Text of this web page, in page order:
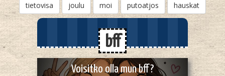
tietovisa joulu moi putoatjos hauskat
bff
Voisitko olla mun bff?